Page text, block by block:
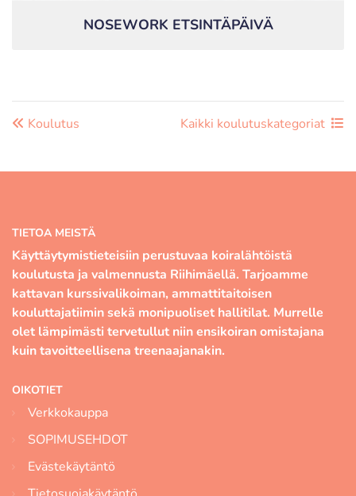
NOSEWORK ETSINTÄPÄIVÄ
Koulutus Kaikki koulutuskategoriat
TIETOA MEISTÄ
Käyttäytymistieteisiin perustuvaa koiralähtöistä
koulutusta ja valmennusta Riihimäellä. Tarjoamme
kattavan kurssivalikoiman, ammattitaitoisen
kouluttajatiimin sekä monipuoliset hallitilat. Murrelle
olet lämpimästi tervetullut niin ensikoiran omistajana
kuin tavoitteellisena treenaajanakin.
OIKOTIET
Verkkokauppa
SOPIMUSEHDOT
Evästekäytäntö